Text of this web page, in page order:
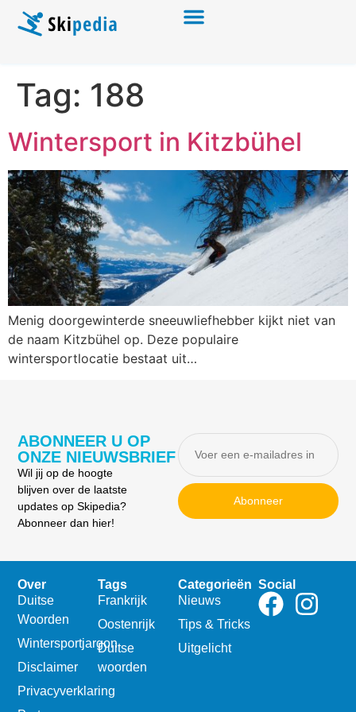
Tag: 188
Wintersport in Kitzbühel
Menig doorgewinterde sneeuwliefhebber kijkt niet van
de naam Kitzbühel op. Deze populaire
wintersportlocatie bestaat uit…
ABONNEER U OP
ONZE NIEUWSBRIEF
Wil jij op de hoogte
blijven over de laatste
updates op Skipedia?
Abonneer dan hier!
Abonneer
Over
Duitse
Woorden
Wintersportjargon
Disclaimer
Privacyverklaring
Tags
Frankrijk
Oostenrijk
Duitse
woorden
Categorieën
Nieuws
Tips & Tricks
Uitgelicht
Social